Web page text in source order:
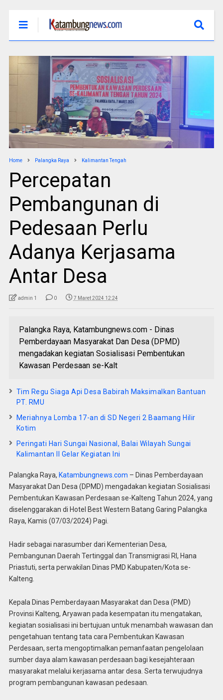
Home Palangka Raya Kalimantan Tengah
Percepatan
Pembangunan di
Pedesaan Perlu
Adanya Kerjasama
Antar Desa
admin 1 0 7 Maret 2024 12:24
Palangka Raya, Katambungnews.com - Dinas
Pemberdayaan Masyarakat Dan Desa (DPMD)
mengadakan kegiatan Sosialisasi Pembentukan
Kawasan Perdesaan se-Kalt
Tim Regu Siaga Api Desa Babirah Maksimalkan Bantuan
PT. RMU
Meriahnya Lomba 17-an di SD Negeri 2 Baamang Hilir
Kotim
Peringati Hari Sungai Nasional, Balai Wilayah Sungai
Kalimantan II Gelar Kegiatan Ini
Palangka Raya, Katambungnews.com – Dinas Pemberdayaan
Masyarakat Dan Desa (DPMD) mengadakan kegiatan Sosialisasi
Pembentukan Kawasan Perdesaan se-Kalteng Tahun 2024, yang
diselenggarakan di Hotel Best Western Batang Garing Palangka
Raya, Kamis (07/03/2024) Pagi.
Hadir sebagai narasumber dari Kementerian Desa,
Pembangunan Daerah Tertinggal dan Transmigrasi RI, Hana
Priastuti, serta perwakilan Dinas PMD Kabupaten/Kota se-
Kalteng.
Kepala Dinas Pemberdayaan Masyarakat dan Desa (PMD)
Provinsi Kalteng, Aryawan pada kesempatan itu mengatakan,
kegiatan sosialisasi ini bertujuan untuk menambah wawasan dan
pengetahuan tentang tata cara Pembentukan Kawasan
Perdesaan, serta mengoptimalkan pemanfaatan pengelolaan
sumber daya alam kawasan perdesaan bagi kesejahteraan
masyarakat melalui kerjasama antar desa. Serta terwujudnya
program pembangunan kawasan pedesaan.